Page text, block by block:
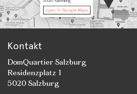
Kontakt
DomQuartier Salzburg
Residenzplatz 1
5020 Salzburg